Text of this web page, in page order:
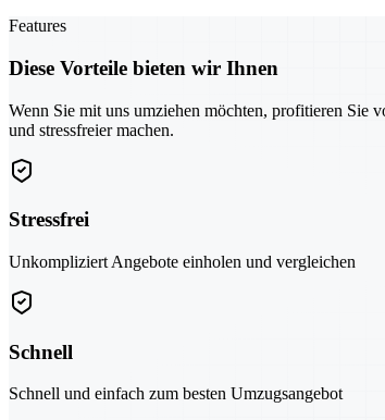
Features
Diese Vorteile bieten wir Ihnen
Wenn Sie mit uns umziehen möchten, profitieren Sie
und stressfreier machen.
Stressfrei
Unkompliziert Angebote einholen und vergleichen
Schnell
Schnell und einfach zum besten Umzugsangebot